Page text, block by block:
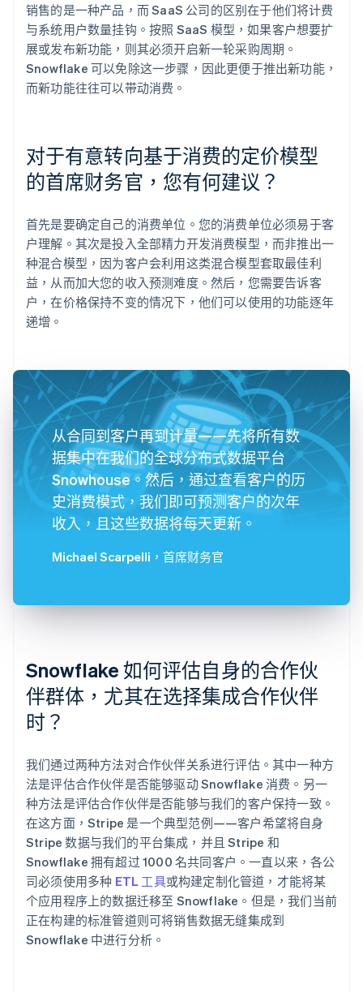
销售的是一种产品，而 SaaS 公司的区别在于他们将计费
与系统用户数量挂钩。按照 SaaS 模型，如果客户想要扩
展或发布新功能，则其必须开启新一轮采购周期。
Snowflake 可以免除这一步骤，因此更便于推出新功能，
而新功能往往可以带动消费。
对于有意转向基于消费的定价模型
的首席财务官，您有何建议？
首先是要确定自己的消费单位。您的消费单位必须易于客
户理解。其次是投入全部精力开发消费模型，而非推出一
种混合模型，因为客户会利用这类混合模型套取最佳利
益，从而加大您的收入预测难度。然后，您需要告诉客
户，在价格保持不变的情况下，他们可以使用的功能逐年
递增。
从合同到客户再到计量——先将所有数
据集中在我们的全球分布式数据平台
Snowhouse。然后，通过查看客户的历
史消费模式，我们即可预测客户的次年
收入，且这些数据将每天更新。
Michael Scarpelli ，首席财务官
Snowflake 如何评估自身的合作伙
伴群体，尤其在选择集成合作伙伴
时？
我们通过两种方法对合作伙伴关系进行评估。其中一种方
法是评估合作伙伴是否能够驱动 Snowflake 消费。另一
种方法是评估合作伙伴是否能够与我们的客户保持一致。
在这方面，Stripe 是一个典型范例——客户希望将自身
Stripe 数据与我们的平台集成，并且 Stripe 和
Snowflake 拥有超过 1000 名共同客户。一直以来，各公
司必须使用多种 ETL 工具或构建定制化管道，才能将某
个应用程序上的数据迁移至 Snowflake。但是，我们当前
正在构建的标准管道则可将销售数据无缝集成到
Snowflake 中进行分析。